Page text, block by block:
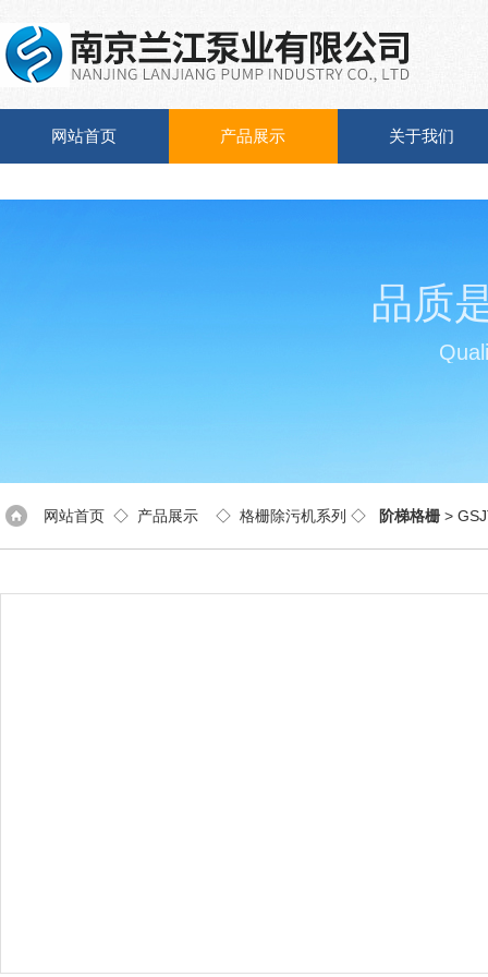
网站首页 产品展示 关于我们
品质
网站首页 ◇ 产品展示 ◇ 格栅除污机系列 ◇ 阶梯格栅 >